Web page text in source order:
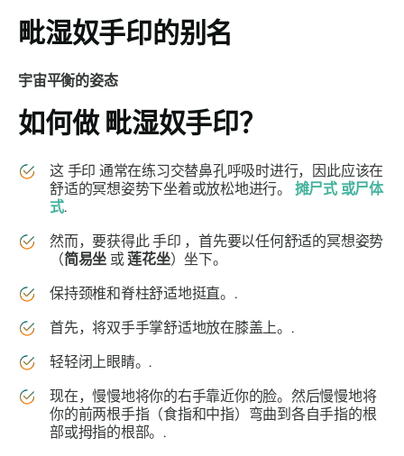
毗湿奴手印的别名
宇宙平衡的姿态
如何做 毗湿奴手印？
这 手印 通常在练习交替鼻孔呼吸时进行，因此应该在
舒适的冥想姿势下坐着或放松地进行。 摊尸式或尸体
式.
然而，要获得此手印 ，首先要以任何舒适的冥想姿势
（简易坐 或莲花坐）坐下。
保持颈椎和脊柱舒适地挺直。.
首先，将双手手掌舒适地放在膝盖上。.
轻轻闭上眼睛。.
现在，慢慢地将你的右手靠近你的脸。然后慢慢地将
你的前两根手指（食指和中指）弯曲到各自手指的根
部或拇指的根部。.